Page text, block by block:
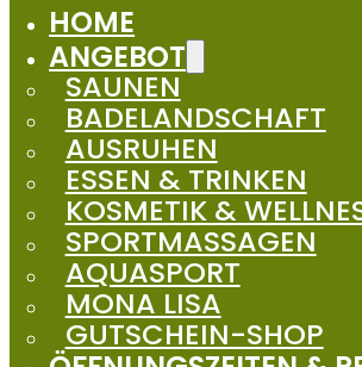
HOME
ANGEBOT
SAUNEN
BADELANDSCHAFT
AUSRUHEN
ESSEN & TRINKEN
KOSMETIK &
SPORTMASSAGEN
AQUASPORT
MONA LISA
GUTSCHEIN-SHOP